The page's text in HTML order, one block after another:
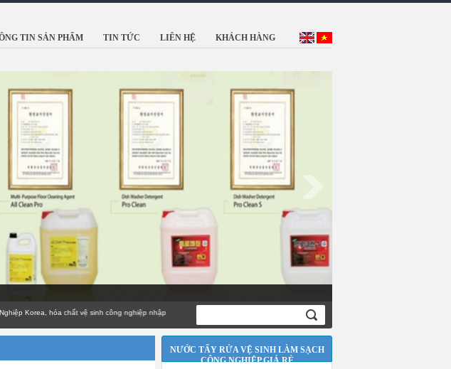
TIN SẢN PHẨM TIN TỨC LIÊN HỆ KHÁCH HÀNG
hóa chất vệ sinh công nghiệp nhập
NƯỚC TẨY RỬA VỆ SINH LÀM SẠCH
CÔNG NGHIỆP GIÁ RẺ